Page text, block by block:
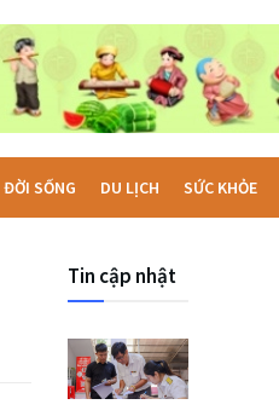
ĐỜI SỐNG DU LỊCH SỨC KHỎE
Tin cập nhật